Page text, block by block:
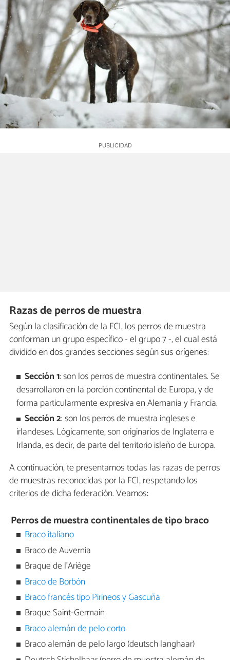
Razas de perros de muestra
Según la clasificación de la FCI, los perros de muestra
conforman un grupo específico - el grupo 7 -, el cual está
dividido en dos grandes secciones según sus orígenes:
Sección 1: son los perros de muestra continentales. Se
desarrollaron en la porción continental de Europa, y de
forma particularmente expresiva en Alemania y Francia.
Sección 2: son los perros de muestra ingleses e
irlandeses. Lógicamente, son originarios de Inglaterra e
Irlanda, es decir, de parte del territorio isleño de Europa.
A continuación, te presentamos todas las razas de perros
de muestras reconocidas por la FCI, respetando los
criterios de dicha federación. Veamos:
Perros de muestra continentales de tipo braco
Braco italiano
Braco de Auvernia
Braque de l’Ariège
Braco de Borbón
Braco francés tipo Pirineos y Gascuña
Braque Saint-Germain
Braco alemán de pelo corto
Braco alemán de pelo largo (deutsch langhaar)